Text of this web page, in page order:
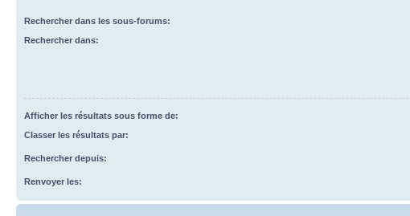
Rechercher dans les sous-forums:
Rechercher dans:
Afficher les résultats sous forme de:
Classer les résultats par:
Rechercher depuis:
Renvoyer les: